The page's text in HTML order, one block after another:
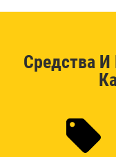
Средства